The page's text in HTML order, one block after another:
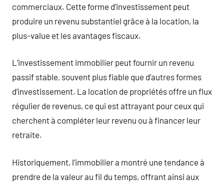
commerciaux. Cette forme d’investissement peut
produire un revenu substantiel grâce à la location, la
plus-value et les avantages fiscaux.
L’investissement immobilier peut fournir un revenu
passif stable, souvent plus fiable que d’autres formes
d’investissement. La location de propriétés offre un flux
régulier de revenus, ce qui est attrayant pour ceux qui
cherchent à compléter leur revenu ou à financer leur
retraite.
Historiquement, l’immobilier a montré une tendance à
prendre de la valeur au fil du temps, offrant ainsi aux